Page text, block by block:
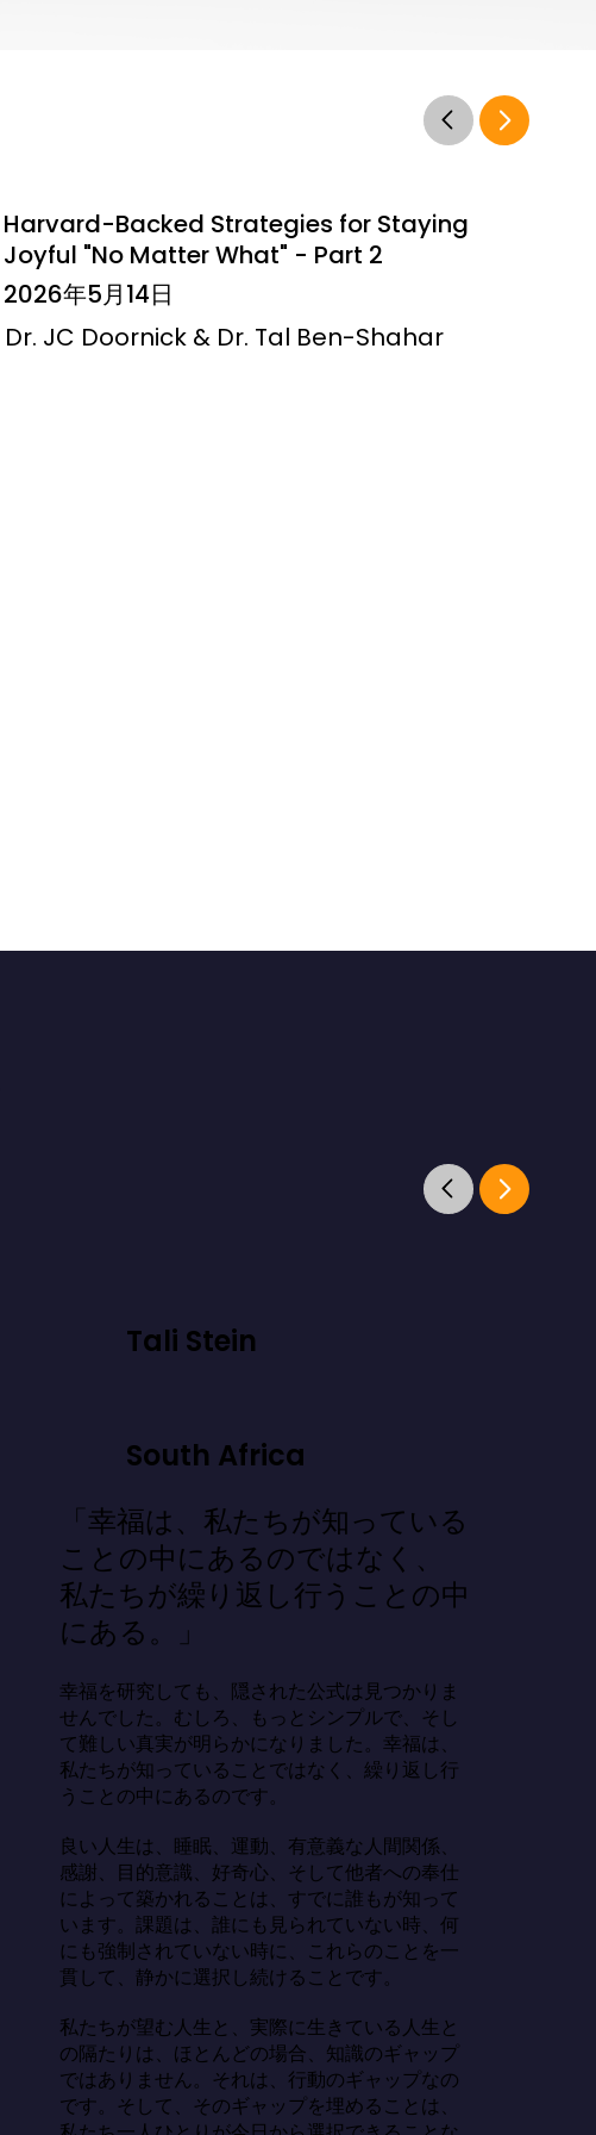
Harvard-Backed Strategies for Staying
Joyful "No Matter What" - Part 2
2026年5月14日
Dr. JC Doornick & Dr. Tal Ben-Shahar
Tali Stein
South Africa
「幸福は、私たちが知っている
ことの中にあるのではなく、
私たちが繰り返し行うことの中
にある。」
幸福を研究しても、隠された公式は見つかりま
せんでした。むしろ、もっとシンプルで、そし
て難しい真実が明らかになりました。幸福は、
私たちが知っていることではなく、繰り返し行
うことの中にあるのです。
良い人生は、睡眠、運動、有意義な人間関係、
感謝、目的意識、好奇心、そして他者への奉仕
によって築かれることは、すでに誰もが知って
います。課題は、誰にも見られていない時、何
にも強制されていない時に、これらのことを一
貫して、静かに選択し続けることです。
私たちが望む人生と、実際に生きている人生と
の隔たりは、ほとんどの場合、知識のギャップ
ではありません。それは、行動のギャップなの
です。そして、そのギャップを埋めることは、